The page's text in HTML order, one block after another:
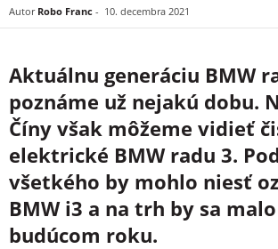
Autor Robo Franc - 10. decembra 2021
Aktuálnu generáciu BMW
poznáme už nejakú dobu.
Číny však môžeme vidieť
elektrické BMW radu 3.
všetkého by mohlo niesť
BMW i3 a na trh by sa
budúcom roku.